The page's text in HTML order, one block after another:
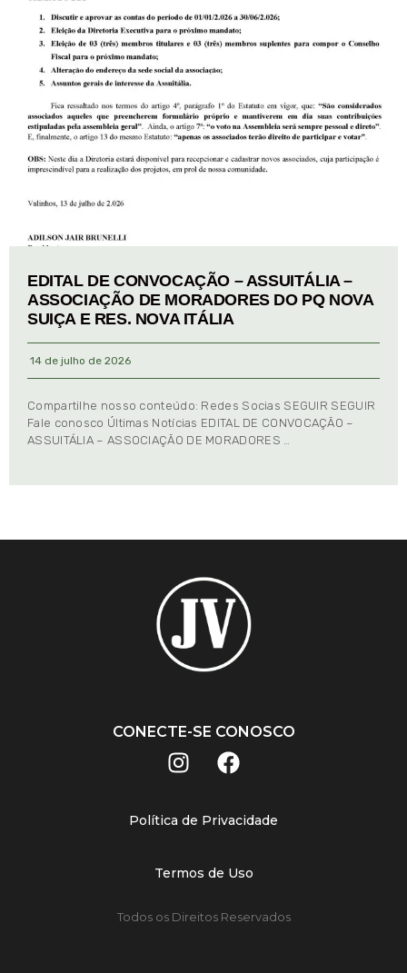
EDITAL DE CONVOCAÇÃO – ASSUITÁLIA –
ASSOCIAÇÃO DE MORADORES DO PQ NOVA
SUIÇA E RES. NOVA ITÁLIA
14 de julho de 2026
Compartilhe nosso conteúdo: Redes Socias SEGUIR SEGUIR
Fale conosco Últimas Notícias EDITAL DE CONVOCAÇÃO –
ASSUITÁLIA – ASSOCIAÇÃO DE MORADORES …
CONECTE-SE CONOSCO
Política de Privacidade
Termos de Uso
Todos os Direitos Reservados